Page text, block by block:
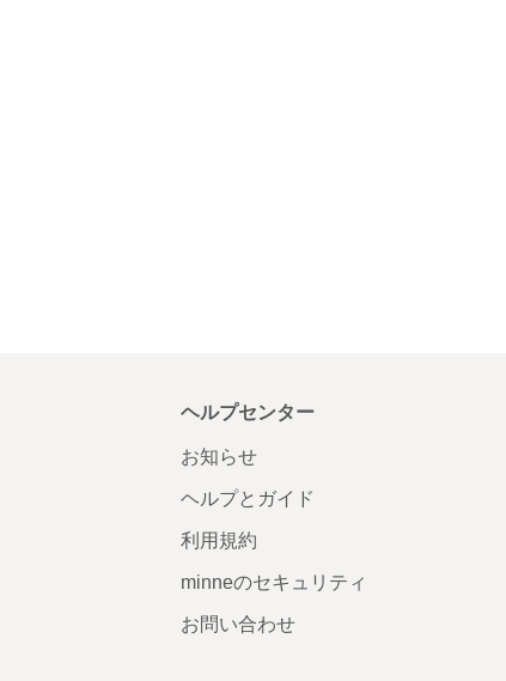
ヘルプセンター
お知らせ
ヘルプとガイド
利用規約
minneのセキュリティ
お問い合わせ